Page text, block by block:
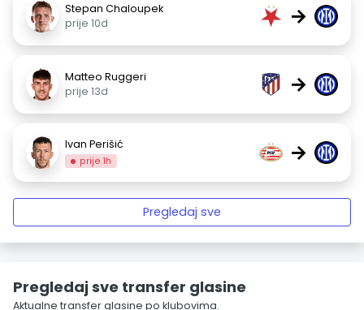
Stepan Chaloupek
prije 10d
→
Matteo Ruggeri
prije 13d
→
Ivan Perišić
prije 1h →
Pregledaj sve
Pregledaj sve transfer glasine
Aktualne transfer glasine po klubovima.